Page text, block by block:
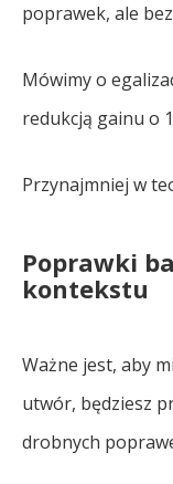
poprawek, ale
Mówimy o
redukcją gainu o
Przynajmniej w
Poprawki
kontekstu
Ważne jest, aby
utwór, będziesz
drobnych